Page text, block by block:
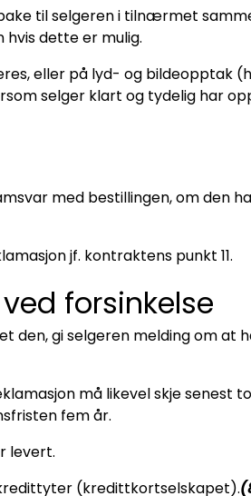
til selgeren i tilnærmet
dette er mulig.
eller på lyd- og bildeopptak
selger klart og tydelig har
med bestillingen, om den
jf. kontraktens punkt 11.
forsinkelse
den, gi selgeren melding om at
må likevel skje senest
fem år.
levert.
(kredittkortselskapet).